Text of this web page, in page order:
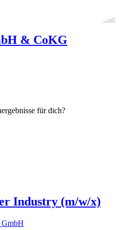
& CoKG
für dich?
Industry (m/w/x)
GmbH